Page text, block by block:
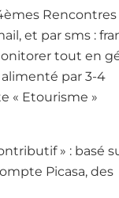
Rencontres
et par sms :
tout en
par 3-4
« Etourisme »
» : basé
Picasa, des